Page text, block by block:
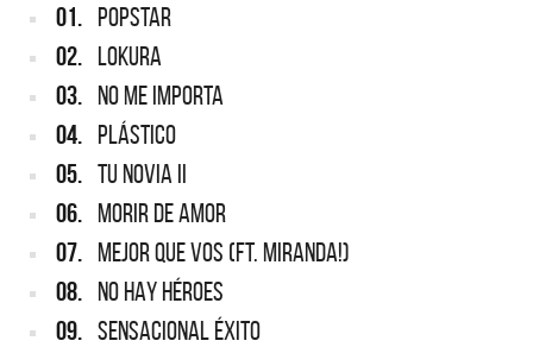
01. POPSTAR
02. LOKURA
03. NO ME IMPORTA
04. PLÁSTICO
05. TU NOVIA II
06. MORIR DE AMOR
07. MEJOR QUE VOS (FT. MIRANDA!)
08. NO HAY HÉROES
09. SENSACIONAL ÉXITO